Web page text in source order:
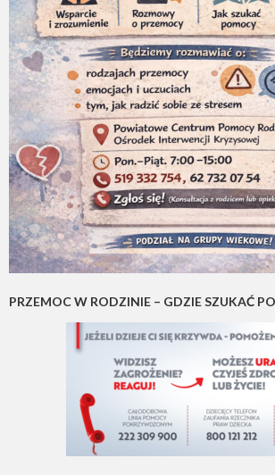
PRZEMOC W RODZINIE – GDZIE SZUKAĆ